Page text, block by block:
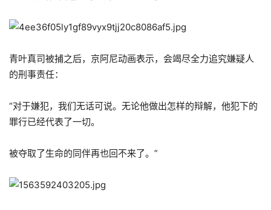
青叶真司被捕之后，京阿尼动画表示，会竭尽全力追究嫌疑人
的刑事责任：
“对于嫌犯，我们无话可说。无论他做出怎样的辩解，他犯下的
罪行已经代表了一切。
被夺取了生命的同伴再也回不来了。”